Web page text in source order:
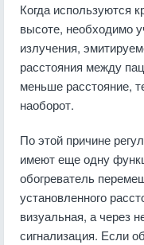
Когда используются
высоте, необходимо
излучения,
расстояния между
меньше расстояние,
наоборот.
По этой причине
имеют еще одну
обогреватель
установленного
визуальная, а через
сигнализация. Если